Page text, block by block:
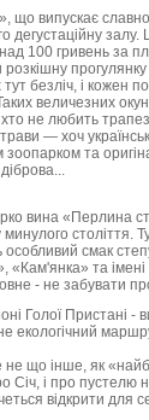
випускає
залу.
100 гривень за
прогулянку
безліч, і кожен
величезних
не любить
— хоч
зоопарком та
вина «Перлина
століття.
особливий смак
«Кам'янка» та
- не забувати
Голої Пристані -
не що інше, як
Січ, і про пустелю
відкрити для